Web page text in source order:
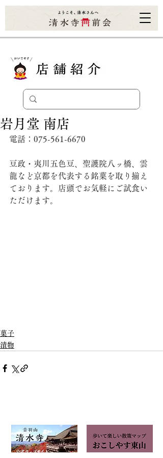
岩月堂 南店
電話：075-561-6670
豆政・夷川五色豆、聖護院八ッ橋、雲
龍など京都を代表する銘菓を取り揃え
ております。店頭でお気軽にご試食い
ただけます。
菓子
漬物